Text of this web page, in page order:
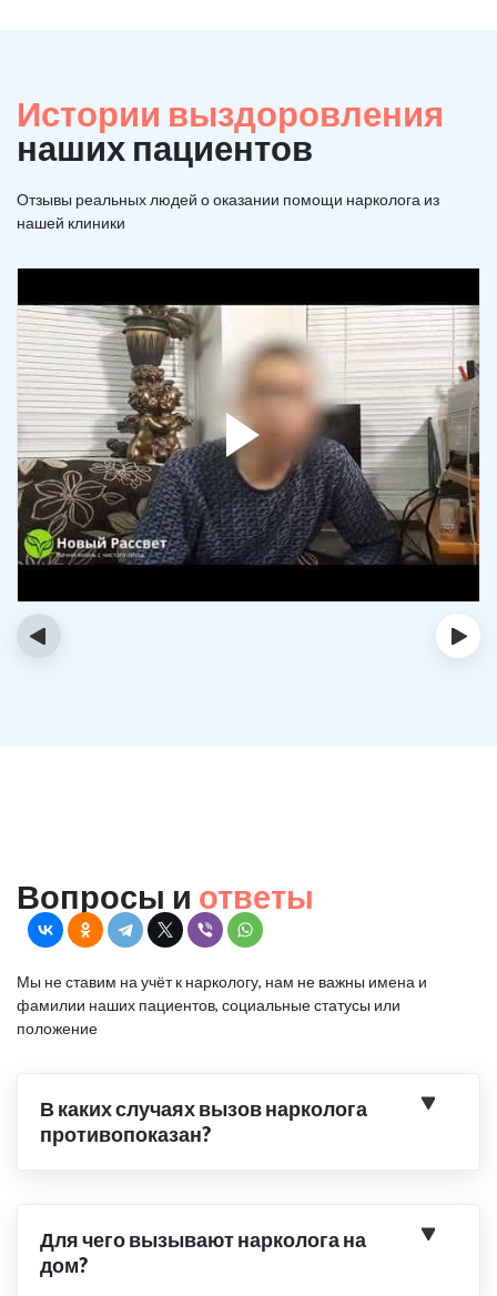
Истории выздоровления
наших пациентов
Отзывы реальных людей о оказании помощи нарколога из
нашей клиники
‹ ›
Вопросы и ответы
Мы не ставим на учёт к наркологу, нам не важны имена и
фамилии наших пациентов, социальные статусы или
положение
В каких случаях вызов нарколога
противопоказан?
Для чего вызывают нарколога на
дом?